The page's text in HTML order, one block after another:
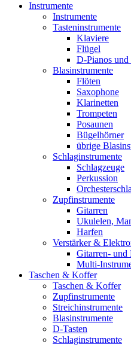
Instrumente
Instrumente
Tasteninstrumente
Klaviere
Flügel
D-Pianos
Blasinstrumente
Flöten
Saxophone
Klarinetten
Trompeten
Posaunen
Bügelhörner
übrige
Schlaginstrumente
Schlagzeuge
Perkussion
Zupfinstrumente
Gitarren
Ukulelen,
Harfen
Verstärker &
Gitarren- und
Multi-
Taschen & Koffer
Taschen & Koffer
Zupfinstrumente
Streichinstrumente
Blasinstrumente
D-Tasten
Schlaginstrumente